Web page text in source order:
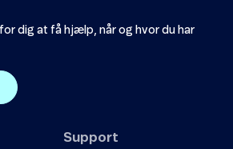
dig at få hjælp, når og hvor du har
Support